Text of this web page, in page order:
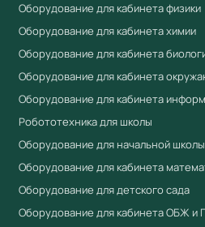
Оборудование для кабинета физики
Оборудование для кабинета химии
Оборудование для кабинета
Оборудование для кабинета
Оборудование для кабинета
Робототехника для школы
Оборудование для начальной школы
Оборудование для кабинета
Оборудование для детского сада
Оборудование для кабинета ОБЖ и